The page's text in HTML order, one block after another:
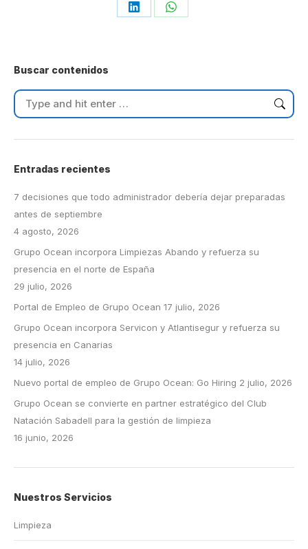
Share Share
Buscar contenidos
Search:
Entradas recientes
7 decisiones que todo administrador debería dejar preparadas
antes de septiembre
4 agosto, 2026
Grupo Ocean incorpora Limpiezas Abando y refuerza su
presencia en el norte de España
29 julio, 2026
Portal de Empleo de Grupo Ocean 17 julio, 2026
Grupo Ocean incorpora Servicon y Atlantisegur y refuerza su
presencia en Canarias
14 julio, 2026
Nuevo portal de empleo de Grupo Ocean: Go Hiring 2 julio, 2026
Grupo Ocean se convierte en partner estratégico del Club
Natación Sabadell para la gestión de limpieza
16 junio, 2026
Nuestros Servicios
Limpieza